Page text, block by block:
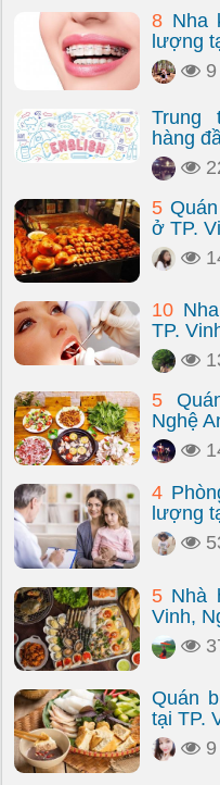
8 Nha
lượng
9
Trung
hàng
5
ở TP.
10
TP.
5
Nghệ
4
lượng
5 Nhà
Vinh,
Quán
tại TP.
9